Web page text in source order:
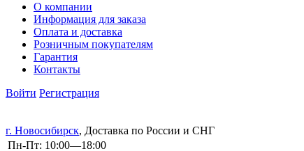
О компании
Информация для заказа
Оплата и доставка
Розничным покупателям
Гарантия
Контакты
Войти Регистрация
г. Новосибирск, Доставка по России и СНГ
Пн-Пт: 10:00—18:00